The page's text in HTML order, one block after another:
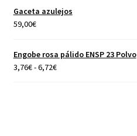
precios:
desde
40,00€
Gaceta azulejos
59,00€
Engobe rosa pálido ENSP 23 Polvo
3,76€-6,72€Rango